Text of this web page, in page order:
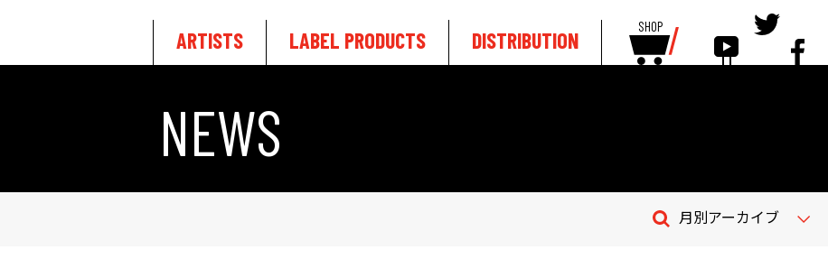
ARTISTS LABEL PRODUCTS DISTRIBUTION
SHOP
NEWS
月別アーカイブ